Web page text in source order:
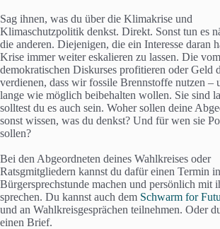
20. September
2026
Mecklenburg-
Vorpommern
Sag ihnen, was du über die Klimakrise und
Klimaschutzpolitik denkst. Direkt. Sonst tun es
die anderen. Diejenigen, die ein Interesse daran
Krise immer weiter eskalieren zu lassen. Die
demokratischen Diskurses profitieren oder Geld
verdienen, dass wir fossile Brennstoffe nutzen –
lange wie möglich beibehalten wollen. Sie sind
solltest du es auch sein. Woher sollen deine
sonst wissen, was du denkst? Und für wen sie
sollen?
Bei den Abgeordneten deines Wahlkreises oder
Ratsgmitgliedern kannst du dafür einen Termin
Bürgersprechstunde machen und persönlich mit
sprechen. Du kannst auch dem Schwarm for
und an Wahlkreisgesprächen teilnehmen. Oder
einen Brief.